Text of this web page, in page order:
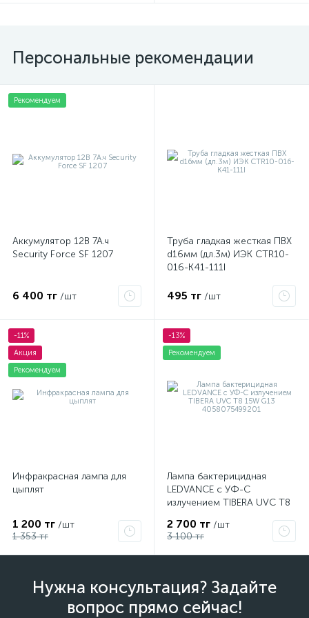
Персональные рекомендации
Рекомендуем
Аккумулятор 12В 7А.ч
Security Force SF 1207
6 400 тг /шт
Труба гладкая жесткая ПВХ
d16мм (дл.3м) ИЭК CTR10-
016-K41-111I
495 тг /шт
-11%
Акция
Рекомендуем
Инфракрасная лампа для
цыплят
1 200 тг /шт
1 353 тг
-13%
Рекомендуем
Лампа бактерицидная
LEDVANCE с УФ-С
излучением TIBERA UVC T8
2 700 тг /шт
3 100 тг
Нужна консультация? Задайте
вопрос прямо сейчас!